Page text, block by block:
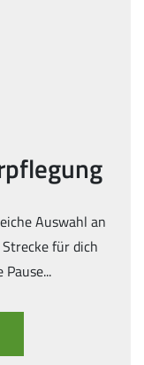
Auswahl an
für dich